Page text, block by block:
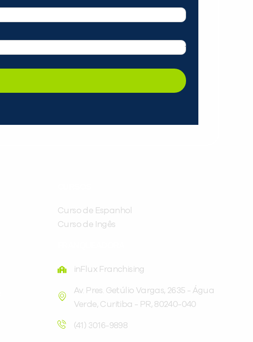
Curso de Espanhol
Curso de Ingês
inFlux Franchising
Av. Pres. Getúlio Vargas, 2635 - Água
Verde, Curitiba - PR, 80240-040
(41) 3016-9898